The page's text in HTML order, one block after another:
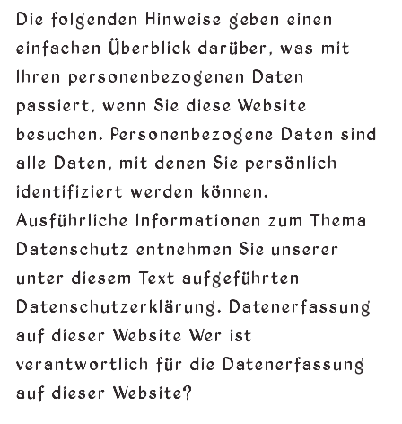
Die folgenden Hinweise geben einen
einfachen Überblick darüber, was mit
Ihren personenbezogenen Daten
passiert, wenn Sie diese Website
besuchen. Personenbezogene Daten sind
alle Daten, mit denen Sie persönlich
identifiziert werden können.
Ausführliche Informationen zum Thema
Datenschutz entnehmen Sie unserer
unter diesem Text aufgeführten
Datenschutzerklärung. Datenerfassung
auf dieser Website Wer ist
verantwortlich für die Datenerfassung
auf dieser Website?